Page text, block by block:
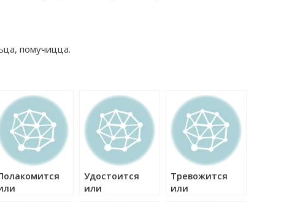
помучицца.
Удостоится
или
Тревожится
или